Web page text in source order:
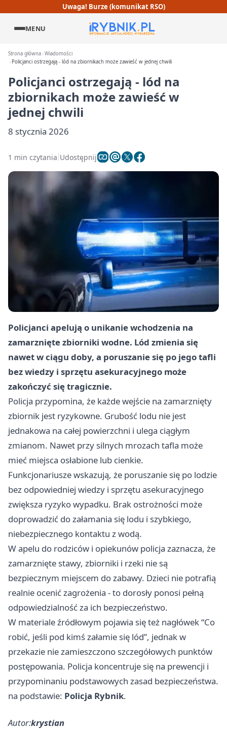
Uwaga! Burze (komunikat RSO)
MENU
Strona główna Wiadomości
Policjanci ostrzegają - lód na zbiornikach może zawieść w jednej chwili
Policjanci ostrzegają - lód na
zbiornikach może zawieść w
jednej chwili
8 stycznia 2026
1 min czytania Udostępnij
Policjanci apelują o unikanie wchodzenia na
zamarznięte zbiorniki wodne. Lód zmienia się
nawet w ciągu doby, a poruszanie się po jego tafli
bez wiedzy i sprzętu asekuracyjnego może
zakończyć się tragicznie.
Policja przypomina, że każde wejście na zamarznięty
zbiornik jest ryzykowne. Grubość lodu nie jest
jednakowa na całej powierzchni i ulega ciągłym
zmianom. Nawet przy silnych mrozach tafla może
mieć miejsca osłabione lub cienkie.
Funkcjonariusze wskazują, że poruszanie się po lodzie
bez odpowiedniej wiedzy i sprzętu asekuracyjnego
zwiększa ryzyko wypadku. Brak ostrożności może
doprowadzić do załamania się lodu i szybkiego,
niebezpiecznego kontaktu z wodą.
W apelu do rodziców i opiekunów policja zaznacza, że
zamarznięte stawy, zbiorniki i rzeki nie są
bezpiecznym miejscem do zabawy. Dzieci nie potrafią
realnie ocenić zagrożenia - to dorosły ponosi pełną
odpowiedzialność za ich bezpieczeństwo.
W materiale źródłowym pojawia się też nagłówek “Co
robić, jeśli pod kimś załamie się lód”, jednak w
przekazie nie zamieszczono szczegółowych punktów
postępowania. Policja koncentruje się na prewencji i
przypominaniu podstawowych zasad bezpieczeństwa.
na podstawie: Policja Rybnik.
Autor:krystian